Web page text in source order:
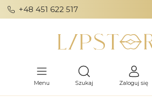
+48 451 622 517
Menu
Otwórz wyszukiwarkę
Szukaj Zaloguj się